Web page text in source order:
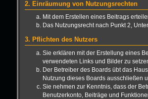
2. Einräumung von Nutzungsrechten
Mit dem Erstellen eines Beitrags
Das Nutzungsrecht nach Punkt 2,
3. Pflichten des Nutzers
Sie erklären mit der Erstellung eines
verwendeten Links und Bilder zu
Der Betreiber des Boards übt das
Nutzung dieses Boards ausschließen
Sie nehmen zur Kenntnis, dass der
Benutzerkonto, Beiträge und